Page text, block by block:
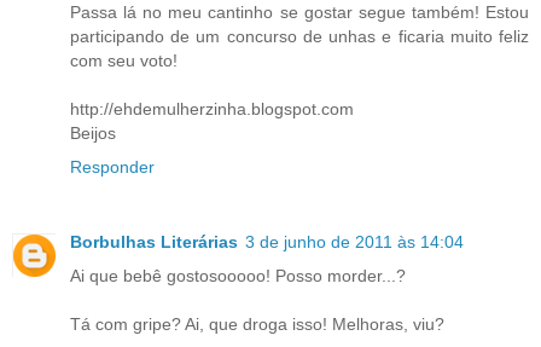
Passa lá no meu cantinho se gostar segue também! Estou
participando de um concurso de unhas e ficaria muito feliz
com seu voto!
http://ehdemulherzinha.blogspot.com
Beijos
Responder
Borbulhas Literárias 3 de junho de 2011 às 14:04
Ai que bebê gostosooooo! Posso morder...?
Tá com gripe? Ai, que droga isso! Melhoras, viu?